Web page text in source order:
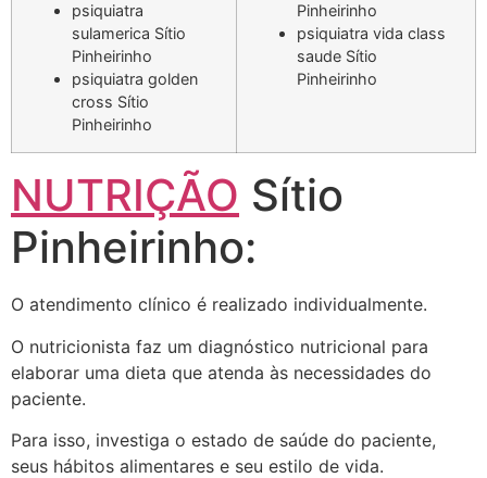
psiquiatra
sulamerica Sítio
Pinheirinho
psiquiatra golden
cross Sítio
Pinheirinho
Pinheirinho
psiquiatra vida class
saude Sítio
Pinheirinho
NUTRIÇÃO Sítio
Pinheirinho:
O atendimento clínico é realizado individualmente.
O nutricionista faz um diagnóstico nutricional para
elaborar uma dieta que atenda às necessidades do
paciente.
Para isso, investiga o estado de saúde do paciente,
seus hábitos alimentares e seu estilo de vida.